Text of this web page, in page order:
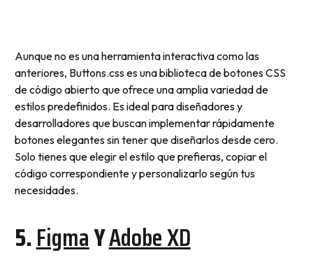
Aunque no es una herramienta interactiva como las
anteriores, Buttons.css es una biblioteca de botones CSS
de código abierto que ofrece una amplia variedad de
estilos predefinidos. Es ideal para diseñadores y
desarrolladores que buscan implementar rápidamente
botones elegantes sin tener que diseñarlos desde cero.
Solo tienes que elegir el estilo que prefieras, copiar el
código correspondiente y personalizarlo según tus
necesidades.
5.FigmaYAdobe XD